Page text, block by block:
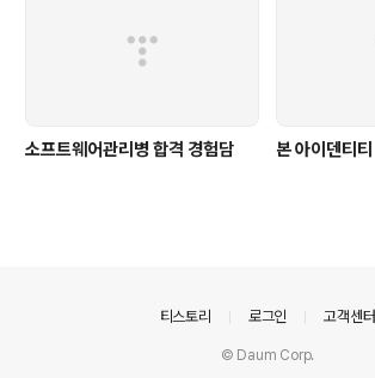
소프트웨어관리병 합격 경험담 본 아이덴티티
티스토리 로그인 고객센터
© Daum Corp.